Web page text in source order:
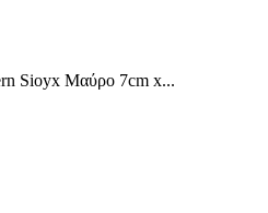
Sioyx Μαύρο 7cm x...